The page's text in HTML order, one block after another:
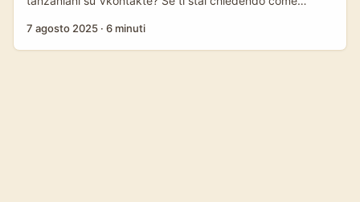
creare tutorial brandizzati, sei nel posto giusto. Il mercato
7 agosto 2025 · 6 minuti